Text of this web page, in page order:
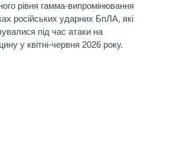
рівня гамма-випромінювання
російських ударних БпЛА, які
під час атаки на
у квітні-червня 2026 року.